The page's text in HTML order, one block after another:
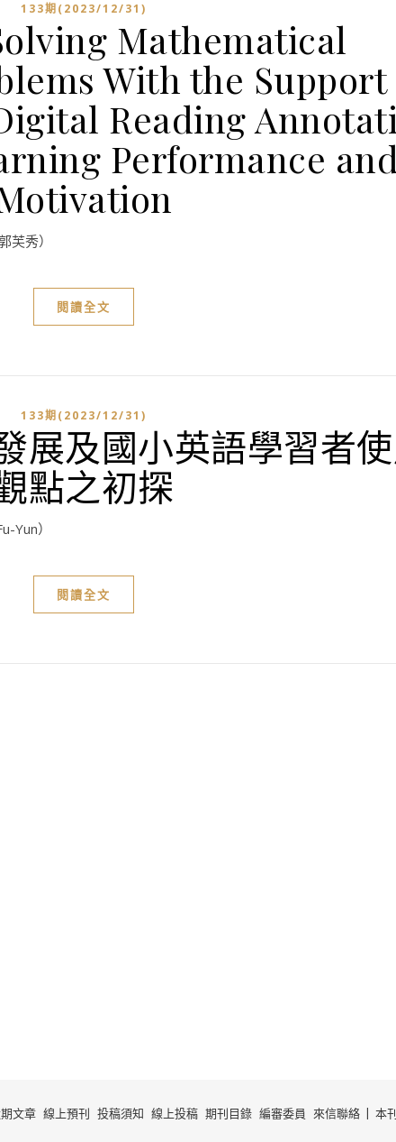
133期(2023/12/31)
Mathematical
With the Support
Reading
Performance and
芙秀）
閱讀全文
133期(2023/12/31)
展及國小英語學習者
點之初探
Yun）
閱讀全文
本
文章 線上預刊 投稿須知 線上投稿 期刊目錄 編審委員 來信聯絡